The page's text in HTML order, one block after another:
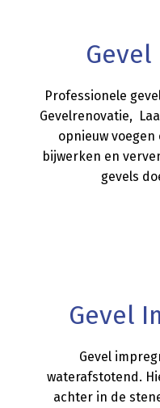
Professionele
Gevelrenovatie,
opnieuw voegen
bijwerken en
gevels
Gevel
Gevel
waterafstotend.
achter in de